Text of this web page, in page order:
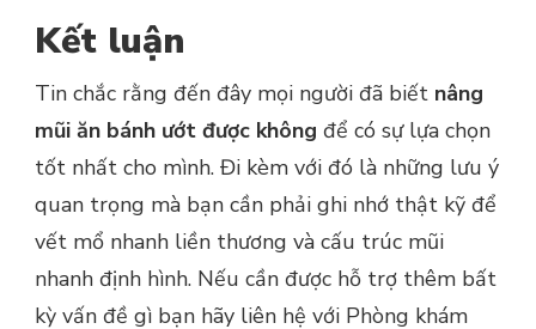
Kết luận
Tin chắc rằng đến đây mọi người đã biết nâng
mũi ăn bánh ướt được không để có sự lựa chọn
tốt nhất cho mình. Đi kèm với đó là những lưu ý
quan trọng mà bạn cần phải ghi nhớ thật kỹ để
vết mổ nhanh liền thương và cấu trúc mũi
nhanh định hình. Nếu cần được hỗ trợ thêm bất
kỳ vấn đề gì bạn hãy liên hệ với Phòng khám